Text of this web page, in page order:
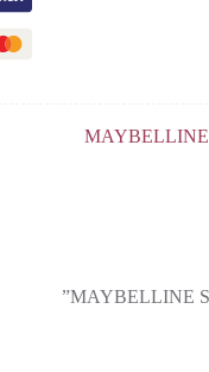
MAYBELLINE